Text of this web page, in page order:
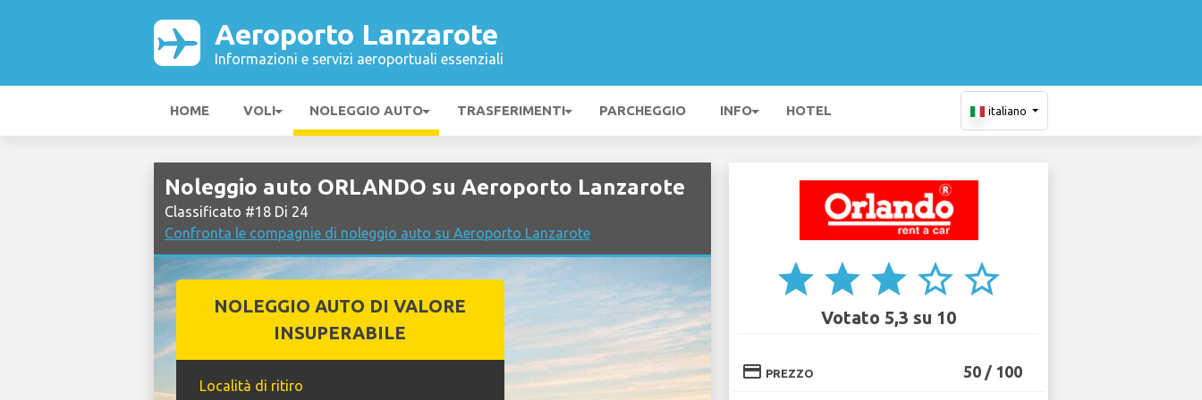
Aeroporto Lanzarote
Informazioni e servizi aeroportuali essenziali
HOME VOLI NOLEGGIO AUTO TRASFERIMENTI PARCHEGGIO INFO HOTEL italiano
Noleggio auto ORLANDO su Aeroporto Lanzarote
Classificato #18 Di 24
Confronta le compagnie di noleggio auto su Aeroporto Lanzarote
NOLEGGIO AUTO DI VALORE
INSUPERABILE
Località di ritiro
star star star star_border star_border
Votato 5,3 su 10
credit_card PREZZO 50 / 100